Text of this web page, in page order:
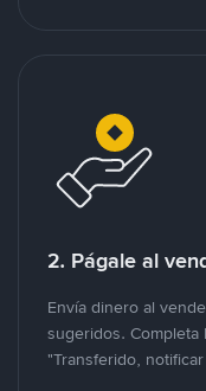
2. Págale al
Envía dinero al
sugeridos. Completa
"Transferido,